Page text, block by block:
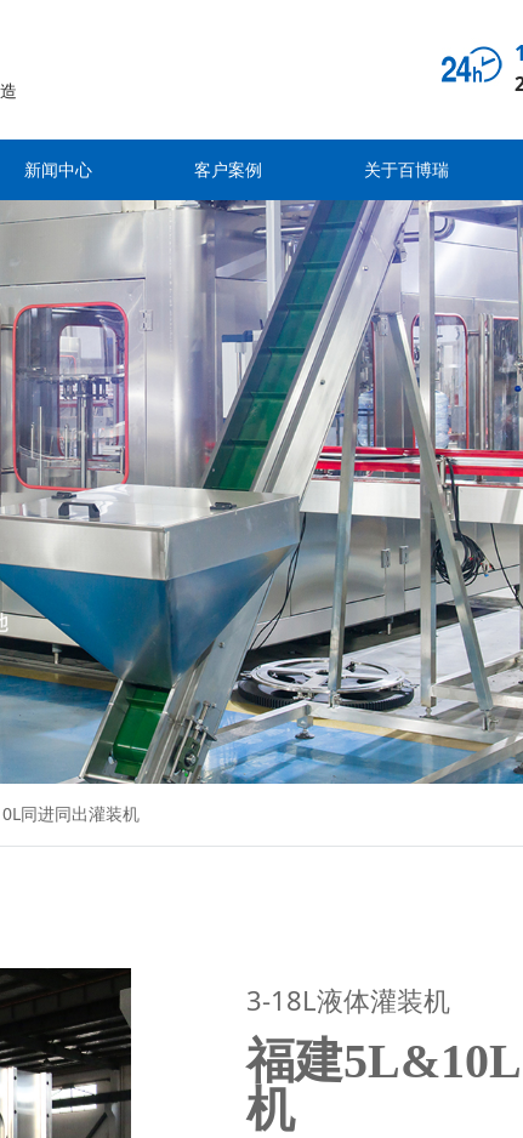
新闻中心 客户案例 关于百博瑞
同进同出灌装机
3-18L液体灌装机
福建
机